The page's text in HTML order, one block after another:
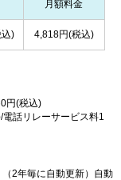
月額料金
) 4,818円(税込)
円(税込)
話リレーサービス料1
2年毎に自動更新）自動